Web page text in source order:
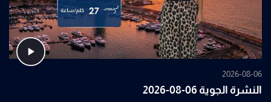
2026-08-06
النشرة الجوية 06-08-2026